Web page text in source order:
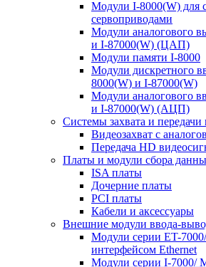
Модули I-8000(W) для
сервоприводами
Модули аналогового
и I-87000(W) (ЦАП)
Модули памяти I-8000
Модули дискретного
8000(W) и I-87000(W)
Модули аналогового
и I-87000(W) (АЦП)
Системы захвата и передачи
Видеозахват с
Передача HD
Платы и модули сбора
ISA платы
Дочерние платы
PCI платы
Кабели и аксессуары
Внешние модули ввода-
Модули серии ET-
интерфейсом Ethernet
Модули серии I-7000/